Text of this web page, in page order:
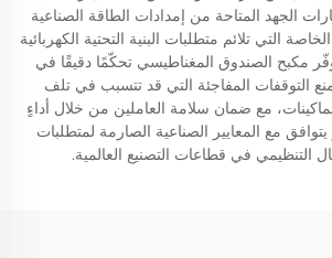
الجهد المتاحة من إمدادات الطاقة الصناعية
التي تلائم متطلبات البنية التحتية الكهربائية
مكبح الصندوق المغناطيسي تحكّمًا دقيقًا في
التوقفات المفاجئة التي قد تتسبب في تلف
مع ضمان سلامة العاملين من خلال أداءٍ
مع المعايير الصناعية الصارمة لمتطلبات
التنظيمي في قطاعات التصنيع العالمية.